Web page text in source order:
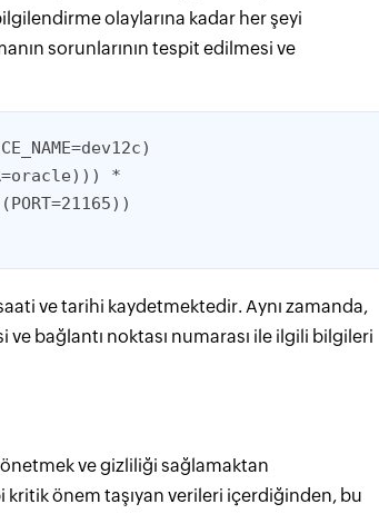
olaylarına kadar her şeyi
sorunlarının tespit edilmesi ve
*
ve tarihi kaydetmektedir. Aynı zamanda,
ve bağlantı noktası numarası ile ilgili bilgileri
ve gizliliği sağlamaktan
önem taşıyan verileri içerdiğinden, bu